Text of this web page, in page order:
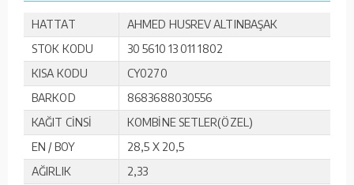
HATTAT
AHMED HUSREV ALTINBAŞAK
STOK KODU
30 5610 13 011 1802
KISA KODU
CY0270
BARKOD
8683688030556
KAĞIT CİNSİ
KOMBİNE SETLER(ÖZEL)
EN / BOY
28,5 X 20,5
AĞIRLIK
2,33